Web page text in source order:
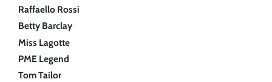
Raffaello Rossi
Betty Barclay
Miss Lagotte
PME Legend
Tom Tailor